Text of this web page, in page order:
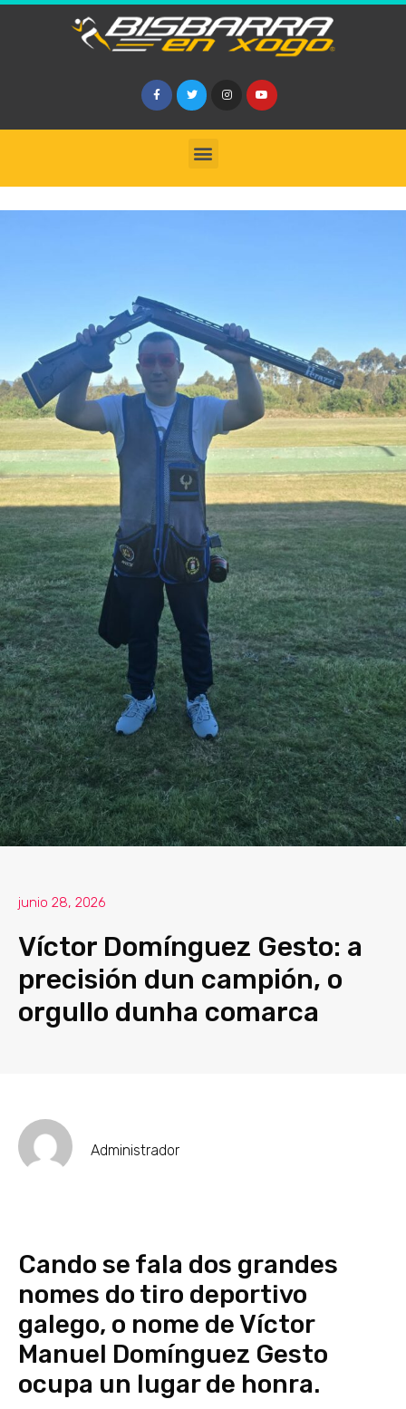
junio 28, 2026
Víctor Domínguez Gesto: a
precisión dun campión, o
orgullo dunha comarca
Administrador
Cando se fala dos grandes
nomes do tiro deportivo
galego, o nome de Víctor
Manuel Domínguez Gesto
ocupa un lugar de honra.